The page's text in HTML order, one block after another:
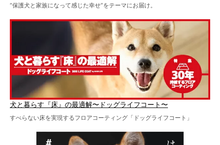
“保護犬と家族になって感じた幸せ”をテーマにお届け。
犬と暮らす『床』の最適解〜ドッグライフコート〜
すべらない床を実現するフロアコーティング「ドッグライフコート」